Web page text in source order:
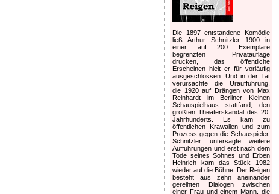
Die 1897 entstandene Komödie
ließ Arthur Schnitzler 1900 in
einer auf 200 Exemplare
begrenzten Privatauflage
drucken, das öffentliche
Erscheinen hielt er für vorläufig
ausgeschlossen. Und in der Tat
verursachte die Uraufführung,
die 1920 auf Drängen von Max
Reinhardt im Berliner Kleinen
Schauspielhaus stattfand, den
größten Theaterskandal des 20.
Jahrhunderts. Es kam zu
öffentlichen Krawallen und zum
Prozess gegen die Schauspieler.
Schnitzler untersagte weitere
Aufführungen und erst nach dem
Tode seines Sohnes und Erben
Heinrich kam das Stück 1982
wieder auf die Bühne. Der Reigen
besteht aus zehn aneinander
gereihten Dialogen zwischen
einer Frau und einem Mann, die